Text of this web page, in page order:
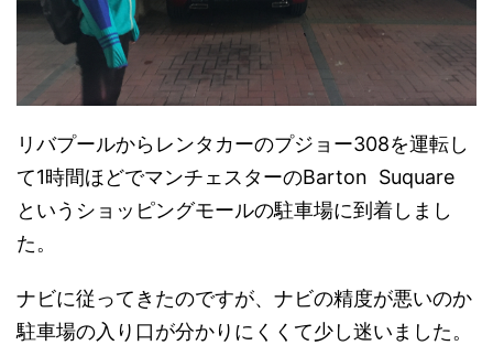
リバプールからレンタカーのプジョー308を運転し
て1時間ほどでマンチェスターのBarton Suquare
というショッピングモールの駐車場に到着しまし
た。
ナビに従ってきたのですが、ナビの精度が悪いのか
駐車場の入り口が分かりにくくて少し迷いました。